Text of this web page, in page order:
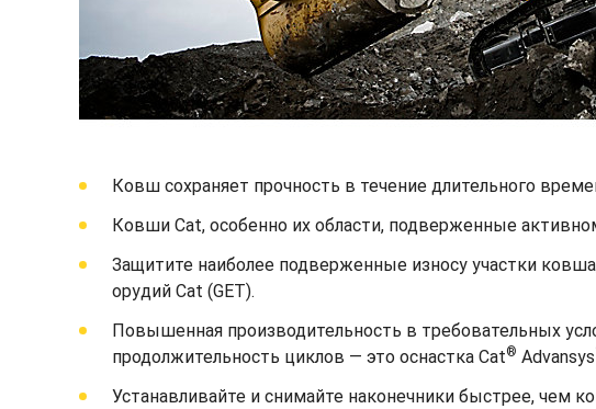
Ковш сохраняет прочность в течение длительного
Ковши Cat, особенно их области, подверженные
Защитите наиболее подверженные износу участки
орудий Cat (GET).
Повышенная производительность в требовательных
продолжительность циклов — это оснастка Cat® Advansys
Устанавливайте и снимайте наконечники быстрее, чем